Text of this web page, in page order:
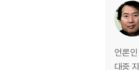
제2장 |
어머니
넓고 평
백양사
언론
대중